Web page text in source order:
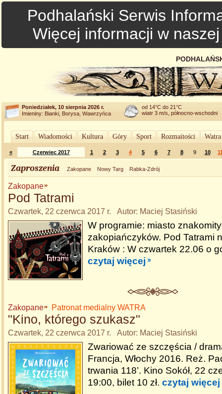
Podhalański Serwis
Więcej informacji w
Poniedziałek, 10 sierpnia 2026 r.
Imieniny: Bianki, Borysa, Wawrzyńca
od 14°C do 21°C
wiatr 3 m/s, północno-wschodni
Start Wiadomości Kultura Góry Sport Rozmaitości
« Czerwiec 2017 1 2 3 4 5 6 7 8 9 10
Zaproszenia Zakopane Nowy Targ Rabka-Zdrój
Zakopane
Pod Tatrami
Czwartek, 22 czerwca 2017 r. Autor: Maciej Stasiński
W programie: miasto
zakopiańczyków. Pod Tatrami
Kraków : W czwartek 22.06 o
czytaj więcej
Zakopane Patronat medialny WATRA
"Kino, którego szukasz"
Czwartek, 22 czerwca 2017 r. Autor: Maciej Stasiński
Zwariować ze szczęścia /
Francja, Włochy 2016. Reż.
trwania 118’. Kino Sokół, 22
19:00, bilet 10 zł. czytaj więcej